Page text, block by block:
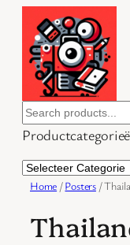
inhoud
Search
Home /Posters/